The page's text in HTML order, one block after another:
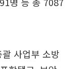
사업부 소방